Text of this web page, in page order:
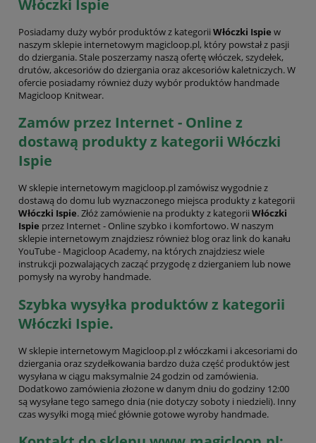
Włóczki Ispie
Posiadamy duży wybór produktów z kategorii Włóczki Ispie w
naszym sklepie internetowym magicloop.pl, który powstał z pasji
do dziergania. Stale poszerzamy naszą ofertę włóczek, szydełek,
drutów, akcesoriów do dziergania oraz akcesoriów kaletniczych. W
ofercie posiadamy również duży wybór produktów handmade
Magicloop Knitwear.
Zamów przez Internet - Online z
dostawą produkty z kategorii Włóczki
Ispie
W sklepie internetowym magicloop.pl zamówisz wygodnie z
dostawą do domu lub wyznaczonego miejsca produkty z kategorii
Włóczki Ispie. Złóż zamówienie na produkty z kategorii Włóczki
Ispie przez Internet - Online szybko i komfortowo. W naszym
sklepie internetowym znajdziesz również blog oraz link do kanału
YouTube - Magicloop Academy, na których znajdziesz wiele
instrukcji pozwalających zacząć przygodę z dzierganiem lub nowe
pomysły na wyroby handmade.
Szybka wysyłka produktów z kategorii
Włóczki Ispie.
W sklepie internetowym Magicloop.pl z włóczkami i akcesoriami do
dziergania oraz szydełkowania bardzo duża część produktów jest
wysyłana w ciągu maksymalnie 24 godzin od zamówienia.
Dodatkowo zamówienia złożone w danym dniu do godziny 12:00
są wysyłane tego samego dnia (nie dotyczy soboty i niedzieli). Inny
czas wysyłki mogą mieć głównie gotowe wyroby handmade.